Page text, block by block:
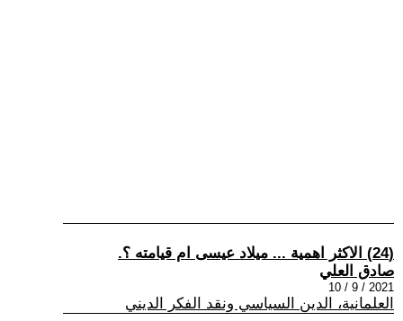
(24) الاكثر اهمية ... ميلاد عيسى ام قيامته ؟.
صادق العلي
2021 / 9 / 10
العلمانية، الدين السياسي ونقد الفكر الديني